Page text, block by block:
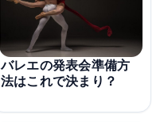
バレエの発表会準備方
法はこれで決まり？